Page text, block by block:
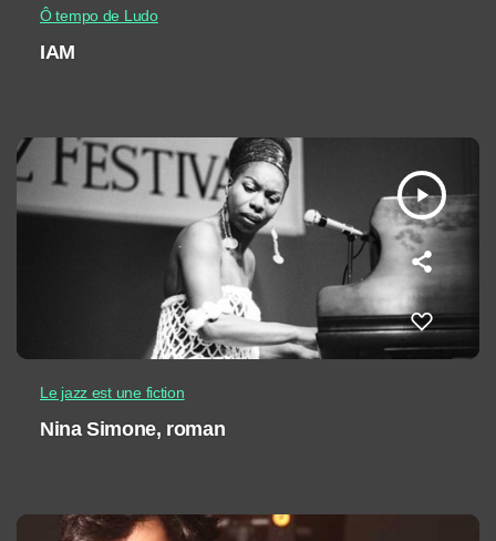
Ô tempo de Ludo
IAM
play_arrow
Le jazz est une fiction
Nina Simone, roman